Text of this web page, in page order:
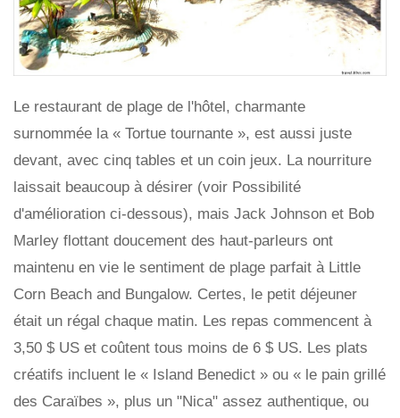
Le restaurant de plage de l'hôtel, charmante
surnommée la « Tortue tournante », est aussi juste
devant, avec cinq tables et un coin jeux. La nourriture
laissait beaucoup à désirer (voir Possibilité
d'amélioration ci-dessous), mais Jack Johnson et Bob
Marley flottant doucement des haut-parleurs ont
maintenu en vie le sentiment de plage parfait à Little
Corn Beach and Bungalow. Certes, le petit déjeuner
était un régal chaque matin. Les repas commencent à
3,50 $ US et coûtent tous moins de 6 $ US. Les plats
créatifs incluent le « Island Benedict » ou « le pain grillé
des Caraïbes », plus un "Nica" assez authentique, ou